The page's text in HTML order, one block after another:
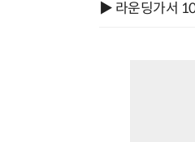
▶ 라운딩가서